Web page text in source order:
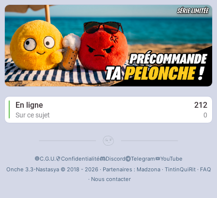
En ligne 212
Sur ce sujet 0
C.G.U. Confidentialité Discord Telegram
YouTube
Onche 3.3-Nastasya © 2018 - 2026 · Partenaires : Madzona· TintinQuiRit· FAQ
· Nous contacter